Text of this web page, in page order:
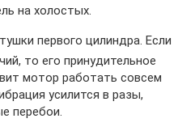
на холостых.
первого цилиндра. Если
то его принудительное
мотор работать совсем
усилится в разы,
перебои.